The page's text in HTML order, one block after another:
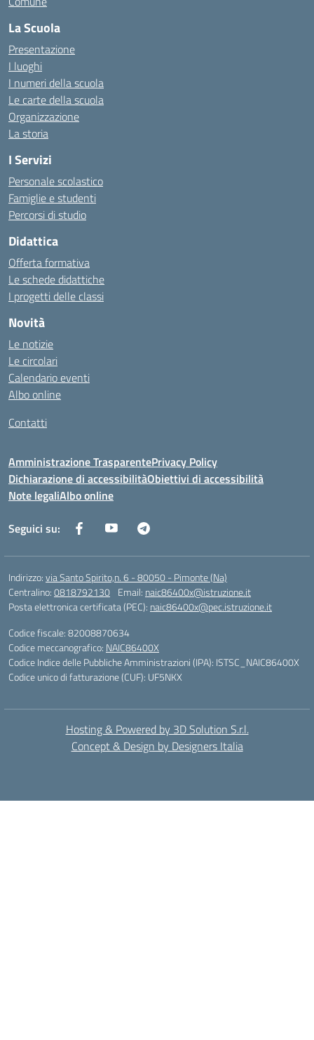
La Scuola
Presentazione
I luoghi
I numeri della scuola
Le carte della scuola
Organizzazione
La storia
I Servizi
Personale scolastico
Famiglie e studenti
Percorsi di studio
Didattica
Offerta formativa
Le schede didattiche
I progetti delle classi
Novità
Le notizie
Le circolari
Calendario eventi
Albo online
Contatti
Amministrazione TrasparentePrivacy Policy
Dichiarazione di accessibilitàObiettivi di accessibilità
Note legaliAlbo online
Seguici su:
Indirizzo:via Santo Spirito,n. 6 - 80050 - Pimonte (Na)
Centralino:0818792130 Email: naic86400x@istruzione.it
Posta elettronica certificata (PEC): naic86400x@pec.istruzione.it
Codice fiscale: 82008870634
Codice meccanografico: NAIC86400X
Codice Indice delle Pubbliche Amministrazioni (IPA): ISTSC_NAIC86400X
Codice unico di fatturazione (CUF): UF5NKX
Hosting & Powered by 3D Solution S.r.l.
Concept & Design by Designers Italia